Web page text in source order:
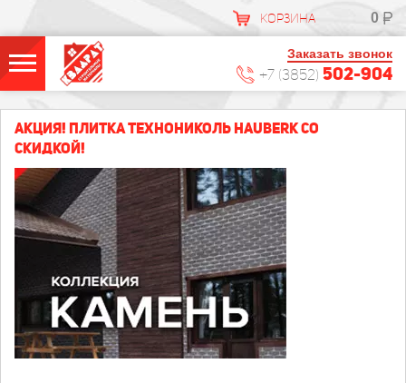
КОРЗИНА 0
Заказать звонок
+7 (3852) 502-904
АКЦИЯ! ПЛИТКА ТЕХНОНИКОЛЬ HAUBERK СО
СКИДКОЙ!